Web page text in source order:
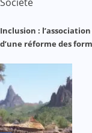
Inclusion :
d’une réforme des